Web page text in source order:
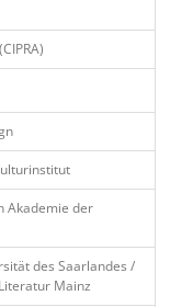
Akademie der
des Saarlandes /
Mainz